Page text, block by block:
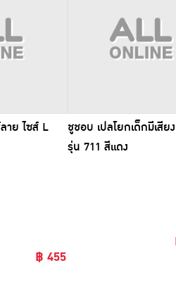
าย ไซส์ L
฿ 455
ชูชอบ เปลโยกเด็กมีเสีย
รุ่น 711 สีแดง